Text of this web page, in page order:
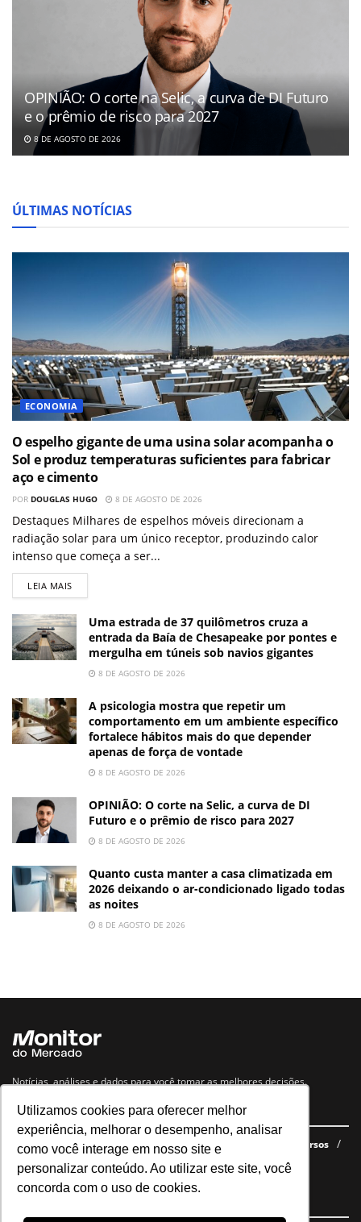
Utilizamos cookies para oferecer melhor
experiência, melhorar o desempenho, analisar
como você interage em nosso site e
personalizar conteúdo. Ao utilizar este site, você
concorda com o uso de cookies.
OPINIÃO: O corte na Selic, a curva de DI Futuro
e o prêmio de risco para 2027
8 DE AGOSTO DE 2026
ÚLTIMAS NOTÍCIAS
ECONOMIA
O espelho gigante de uma usina solar acompanha o
Sol e produz temperaturas suficientes para fabricar
aço e cimento
POR DOUGLAS HUGO 8 DE AGOSTO DE 2026
Destaques Milhares de espelhos móveis direcionam a
radiação solar para um único receptor, produzindo calor
intenso que começa a ser...
LEIA MAIS
Uma estrada de 37 quilômetros cruza a
entrada da Baía de Chesapeake por pontes e
mergulha em túneis sob navios gigantes
8 DE AGOSTO DE 2026
A psicologia mostra que repetir um
comportamento em um ambiente específico
fortalece hábitos mais do que depender
apenas de força de vontade
8 DE AGOSTO DE 2026
OPINIÃO: O corte na Selic, a curva de DI
Futuro e o prêmio de risco para 2027
8 DE AGOSTO DE 2026
Quanto custa manter a casa climatizada em
2026 deixando o ar-condicionado ligado todas
as noites
8 DE AGOSTO DE 2026
Notícias, análises e dados para você tomar as melhores decisões.
Navegue no site
Últimas notícias Quem somos E-books gratuitos
Cursos
Política de privacidade